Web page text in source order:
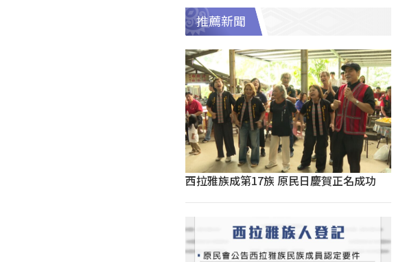
推薦新聞
西拉雅族成第17族 原民日慶賀正名成功